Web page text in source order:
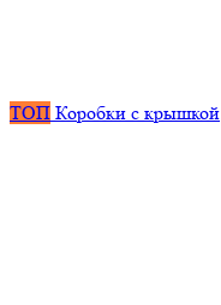
ТОП Коробки с крышкой